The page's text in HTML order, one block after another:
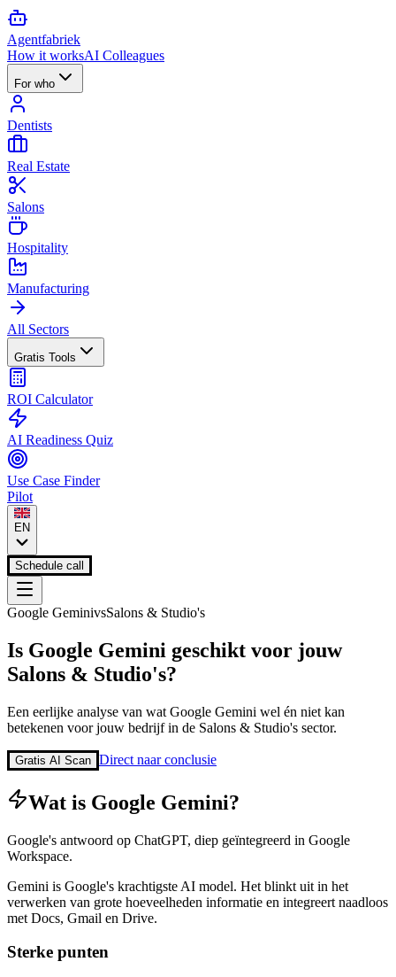
Agentfabriek
How it worksAI Colleagues
For who
Dentists
Real Estate
Salons
Hospitality
Manufacturing
All Sectors
Gratis Tools
ROI Calculator
AI Readiness Quiz
Use Case Finder
Pilot
EN
Schedule call
Google GeminivsSalons & Studio's
Is Google Gemini geschikt voor jouw
Salons & Studio's?
Een eerlijke analyse van wat Google Gemini wel én niet kan
betekenen voor jouw bedrijf in de Salons & Studio's sector.
Gratis AI Scan Direct naar conclusie
Wat is Google Gemini?
Google's antwoord op ChatGPT, diep geïntegreerd in Google
Workspace.
Gemini is Google's krachtigste AI model. Het blinkt uit in het
verwerken van grote hoeveelheden informatie en integreert naadloos
met Docs, Gmail en Drive.
Sterke punten